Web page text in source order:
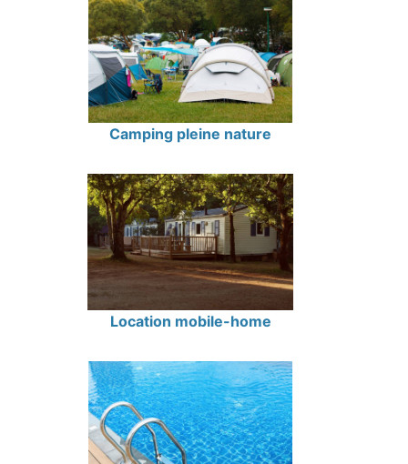
Camping pleine nature
Location mobile-home